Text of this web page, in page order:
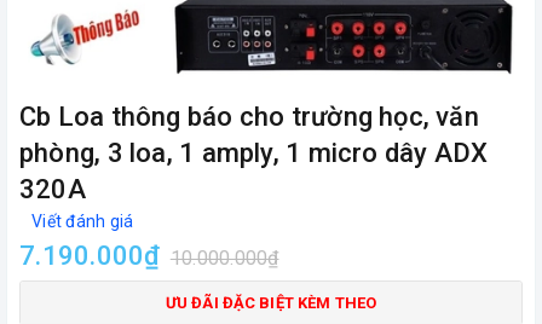
Cb Loa thông báo cho trường học, văn
phòng, 3 loa, 1 amply, 1 micro dây ADX
320A
Viết đánh giá
7.190.000₫ 10.000.000₫
ƯU ĐÃI ĐẶC BIỆT KÈM THEO